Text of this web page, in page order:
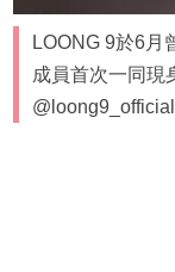
LOONG 9於6月
成員首次一同現
@loong9_official